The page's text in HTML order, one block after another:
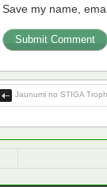
Save my name,
Jaunumi no STIGA